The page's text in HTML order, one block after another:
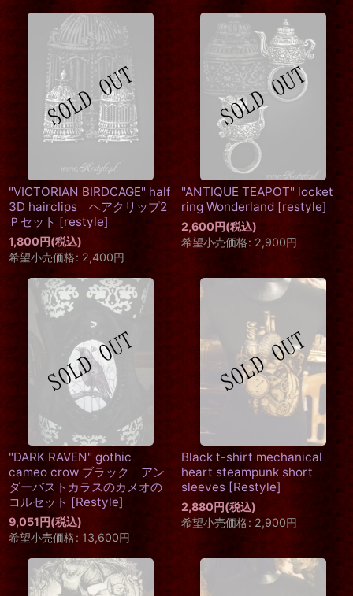
"VICTORIAN BIRDCAGE" half
3D hairclips ヘアクリップ2
Ｐセット [restyle]
1,800円(税込)
希望小売価格: 2,400円
"ANTIQUE TEAPOT" locket
ring Wonderland [restyle]
2,600円(税込)
希望小売価格: 2,900円
"DARK RAVEN" gothic
cameo crow ブラック アン
ダーバストカラスのカメオの
コルセット [Restyle]
9,051円(税込)
希望小売価格: 13,600円
Black t-shirt mechanical
heart steampunk short
sleeves [Restyle]
2,880円(税込)
希望小売価格: 2,900円